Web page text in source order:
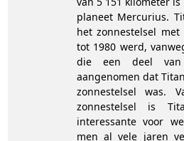
planeet Mercurius.
het zonnestelsel
tot 1980 werd,
die een deel
aangenomen dat
zonnestelsel was.
zonnestelsel is
interessante voor
men al vele jaren